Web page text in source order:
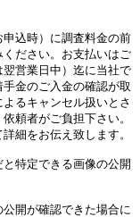
込時）に調査料金の前
ださい。お支払いはご
営業日中）迄に当社で
金のご入金の確認が取
るキャンセル扱いとさ
頼者がご負担下さい。
細をお伝え致します。
特定できる画像の公開
開が確認できた場合に